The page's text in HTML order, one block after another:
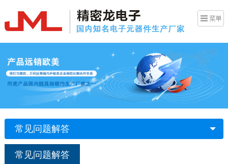
常见问题解答
常见问题解答